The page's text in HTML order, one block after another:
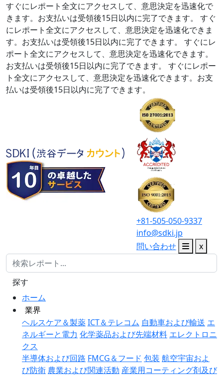
すぐにレポート全文にアクセスして、意思決定を迅速化で
きます。お支払いは受領後15日以内に完了できます。
すぐ
にレポート全文にアクセスして、意思決定を迅速化できま
す。お支払いは受領後15日以内に完了できます。
すぐにレ
ポート全文にアクセスして、意思決定を迅速化できます。
お支払いは受領後15日以内に完了できます。
すぐにレポー
ト全文にアクセスして、意思決定を迅速化できます。お支
払いは受領後15日以内に完了できます。
+81-505-050-9337
info@sdki.jp
問い合わせ
x
ホーム
業界
ヘルスケア＆製薬ICT＆テレコム 自動車および輸送 エ
ネルギーと電力 化学薬品および先端材料 エレクトロニ
クス
半導体および回路 FMCG＆フード 包装 航空宇宙およ
び防衛 農業および関連活動 産業用コーティング剤及び
探す